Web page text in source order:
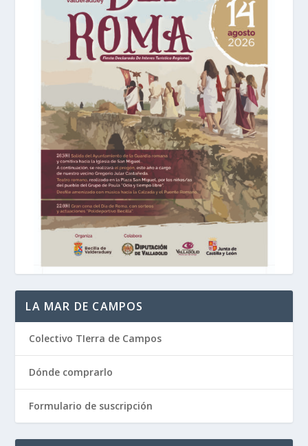
LA MAR DE CAMPOS
Colectivo TIerra de Campos
Dónde comprarlo
Formulario de suscripción